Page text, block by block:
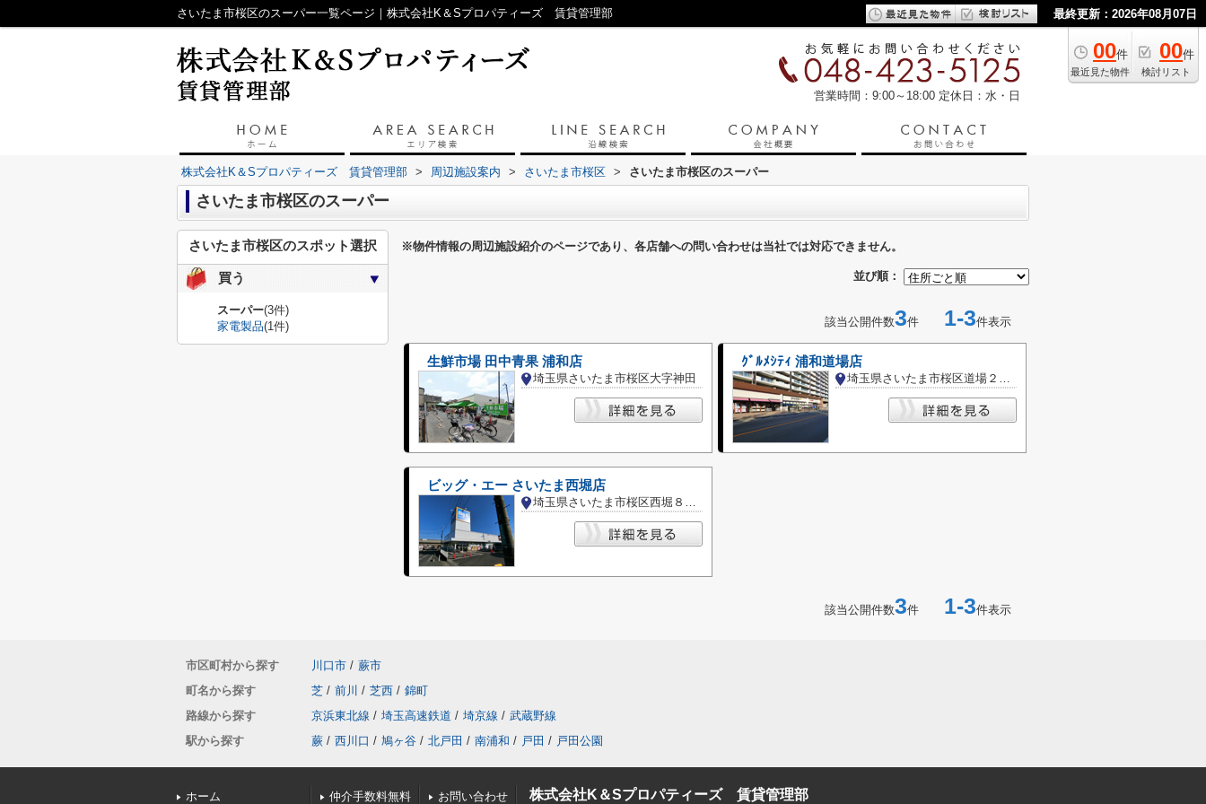
さいたま市桜区のスーパー一覧ページ｜株式会社K＆Sプロパティーズ 賃貸管理部 最終更新：2026年08月07日
00件
最近見た物件
00件
検討リスト
営業時間：9:00～18:00 定休日：水・日
株式会社K＆Sプロパティーズ 賃貸管理部 > 周辺施設案内 > さいたま市桜区 > さいたま市桜区のスーパー
さいたま市桜区のスーパー
※物件情報の周辺施設紹介のページであり、各店舗への問い合わせは当社では対応できません。
並び順：
該当公開件数3件 1-3件表示
生鮮市場 田中青果 浦和店
埼玉県さいたま市桜区大字神田
ｸﾞﾙﾒｼﾃｨ 浦和道場店
埼玉県さいたま市桜区道場２丁目
ビッグ・エー さいたま西堀店
埼玉県さいたま市桜区西堀８丁目
該当公開件数3件 1-3件表示
さいたま市桜区のスポット選択
買う
スーパー(3件)
家電製品(1件)
市区町村から探す 川口市 / 蕨市
町名から探す
芝 / 前川 / 芝西 / 錦町
路線から探す
京浜東北線 / 埼玉高速鉄道 / 埼京線 / 武蔵野線
駅から探す
蕨 / 西川口 / 鳩ヶ谷 / 北戸田 / 南浦和 / 戸田 / 戸田公園
ホーム 仲介手数料無料 お問い合わせ 株式会社K＆Sプロパティーズ 賃貸管理部